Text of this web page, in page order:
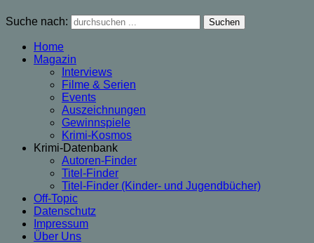
Suche nach:
Home
Magazin
Interviews
Filme & Serien
Events
Auszeichnungen
Gewinnspiele
Krimi-Kosmos
Krimi-Datenbank
Autoren-Finder
Titel-Finder
Titel-Finder (Kinder- und Jugendbücher)
Off-Topic
Datenschutz
Impressum
Über Uns